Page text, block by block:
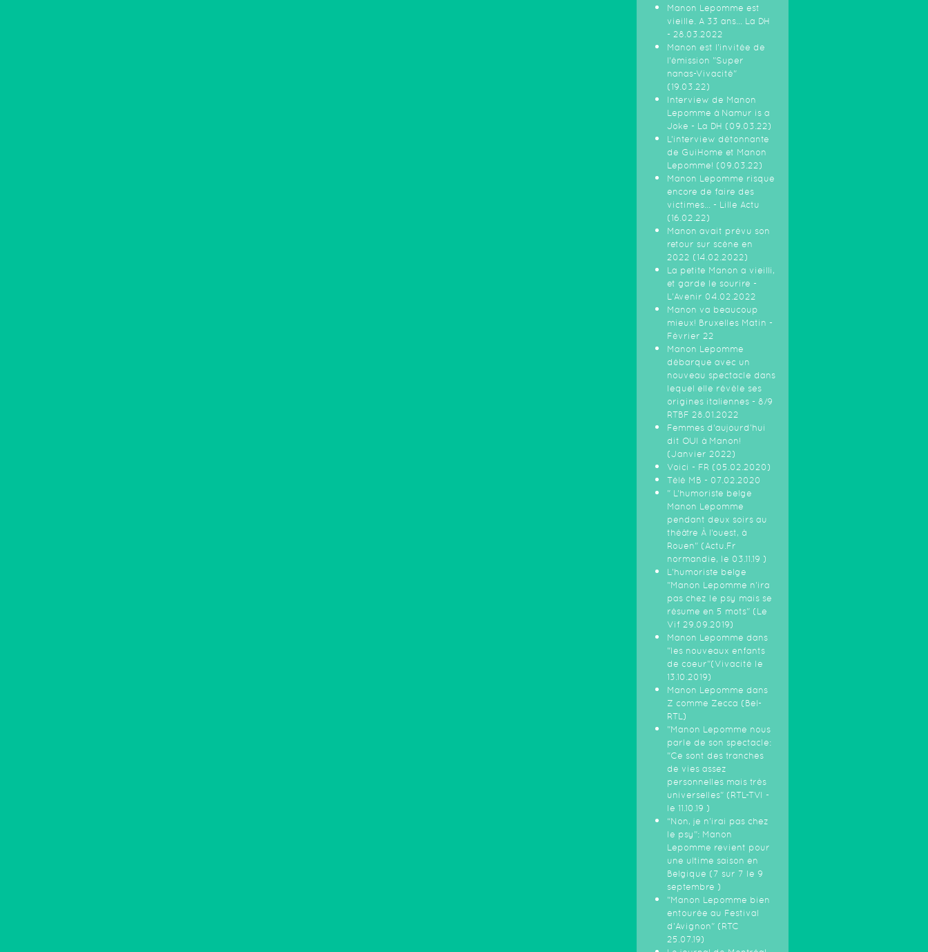
Manon Lepomme est
vieille. A 33 ans… La DH
- 28.03.2022
Manon est l'invitée de
l'émission "Super
nanas-Vivacité"
(19.03.22)
Interview de Manon
Lepomme à Namur is a
Joke - La DH (09.03.22)
L’interview détonnante
de GuiHome et Manon
Lepomme! (09.03.22)
Manon Lepomme risque
encore de faire des
victimes… - Lille Actu
(16.02.22)
Manon avait prévu son
retour sur scène en
2022 (14.02.2022)
La petite Manon a vieilli,
et garde le sourire -
L'Avenir 04.02.2022
Manon va beaucoup
mieux! Bruxelles Matin -
Février 22
Manon Lepomme
débarque avec un
nouveau spectacle dans
lequel elle révèle ses
origines italiennes - 8/9
RTBF 28.01.2022
Femmes d'aujourd'hui
dit OUI à Manon!
(Janvier 2022)
Voici - FR (05.02.2020)
Télé MB - 07.02.2020
" L’humoriste belge
Manon Lepomme
pendant deux soirs au
théâtre À l’ouest, à
Rouen" (Actu.Fr
normandie, le 03.11.19 )
L'humoriste belge
"Manon Lepomme n'ira
pas chez le psy mais se
résume en 5 mots" (Le
Vif 29.09.2019)
Manon Lepomme dans
"les nouveaux enfants
de coeur"(Vivacité le
13.10.2019)
Manon Lepomme dans
Z comme Zecca (Bel-
RTL)
"Manon Lepomme nous
parle de son spectacle:
"Ce sont des tranches
de vies assez
personnelles mais très
universelles" (RTL-TVI -
le 11.10.19 )
“Non, je n’irai pas chez
le psy”: Manon
Lepomme revient pour
une ultime saison en
Belgique (7 sur 7 le 9
septembre )
"Manon Lepomme bien
entourée au Festival
d'Avignon" (RTC
25.07.19)